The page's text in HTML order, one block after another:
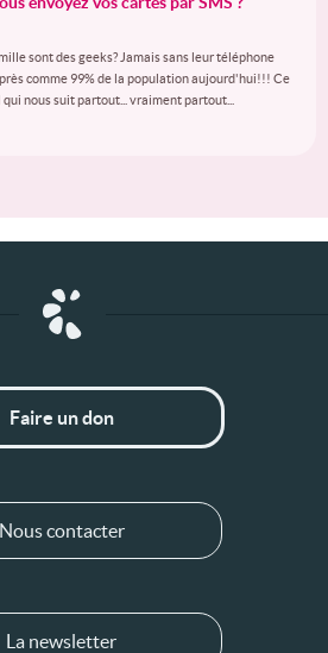
sont des geeks? Jamais sans leur téléphone
comme 99% de la population aujourd'hui!!! Ce
nous suit partout... vraiment partout...
Faire un don
Nous contacter
La newsletter